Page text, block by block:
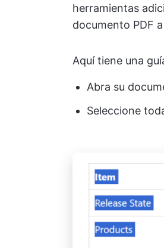
herramientas
documento PDF
Aquí tiene una
Abra su
Seleccione